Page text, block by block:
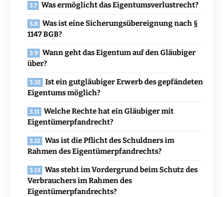
Was ermöglicht das Eigentumsverlustrecht?
Was ist eine Sicherungsübereignung nach §
1147 BGB?
Wann geht das Eigentum auf den Gläubiger
über?
Ist ein gutgläubiger Erwerb des gepfändeten
Eigentums möglich?
Welche Rechte hat ein Gläubiger mit
Eigentümerpfandrecht?
Was ist die Pflicht des Schuldners im
Rahmen des Eigentümerpfandrechts?
Was steht im Vordergrund beim Schutz des
Verbrauchers im Rahmen des
Eigentümerpfandrechts?